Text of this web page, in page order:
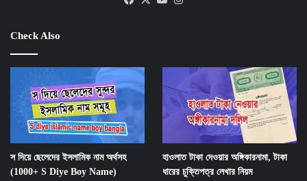
Check Also
স দিয়ে ছেলেদের ইসলামিক নাম অর্থসহ
(1000+ S Diye Boy Name)
হাওলাত টাকা দেওয়ার অঙ্গিকারনামা, টাকা
ধারের চুক্তিপত্র লেখার নিয়ম